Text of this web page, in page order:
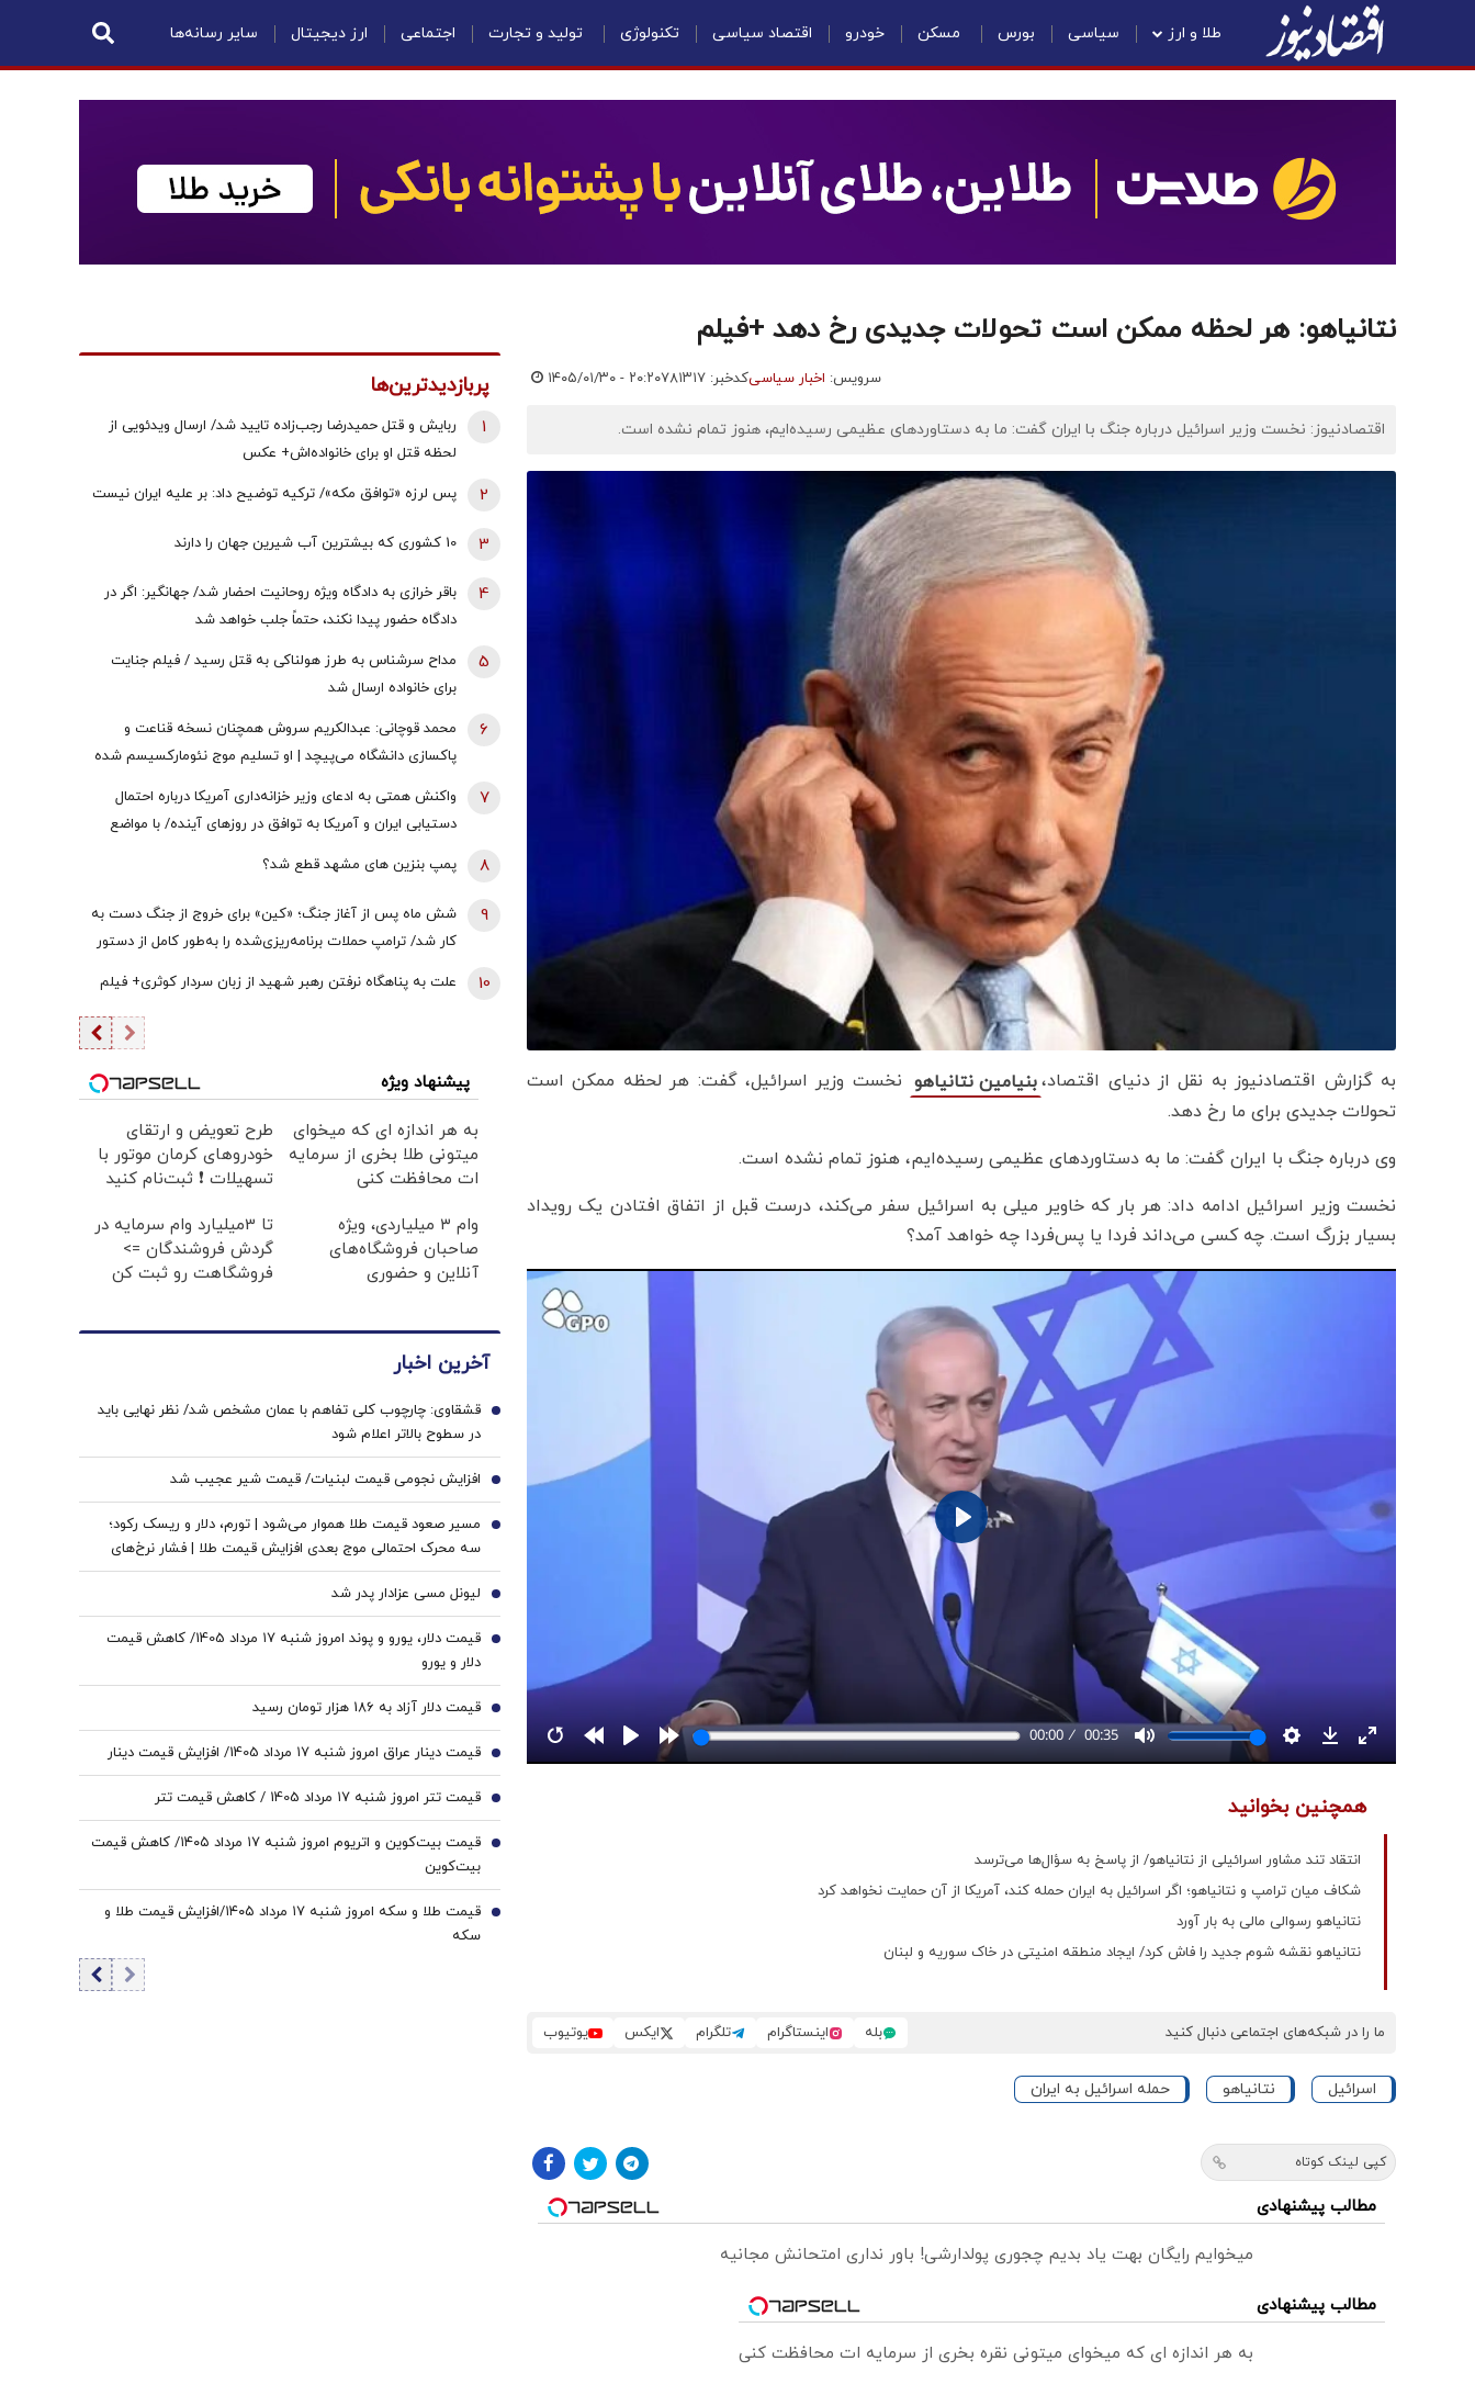
طلا و ارز سیاسی بورس مسکن خودرو اقتصاد سیاسی تکنولوژی تولید و تجارت اجتماعی ارز دیجیتال سایر رسانه‌ها
نتانیاهو: هر لحظه ممکن است تحولات جدیدی رخ دهد +فیلم
سرویس: اخبار سیاسیکدخبر: ۷۸۱۳۱۷ ۱۴۰۵/۰۱/۳۰ - ۲۰:۲۰
اقتصادنیوز: نخست وزیر اسرائیل درباره جنگ با ایران گفت: ما به دستاوردهای عظیمی رسیده‌ایم، هنوز تمام نشده است.
به گزارش اقتصادنیوز به نقل از دنیای اقتصاد،بنیامین نتانیاهو نخست وزیر اسرائیل، گفت: هر لحظه ممکن است
تحولات جدیدی برای ما رخ دهد.
وی درباره جنگ با ایران گفت: ما به دستاوردهای عظیمی رسیده‌ایم، هنوز تمام نشده است.
نخست وزیر اسرائیل ادامه داد: هر بار که خاویر میلی به اسرائیل سفر می‌کند، درست قبل از اتفاق افتادن یک رویداد
بسیار بزرگ است. چه کسی می‌داند فردا یا پس‌فردا چه خواهد آمد؟
همچنین بخوانید
انتقاد تند مشاور اسرائیلی از نتانیاهو/ از پاسخ به سؤال‌ها می‌ترسد
شکاف میان ترامپ و نتانیاهو؛ اگر اسرائیل به ایران حمله کند، آمریکا از آن حمایت نخواهد کرد
نتانیاهو رسوالی مالی به بار آورد
نتانیاهو نقشه شوم جدید را فاش کرد/ ایجاد منطقه امنیتی در خاک سوریه و لبنان
ما را در شبکه‌های اجتماعی دنبال کنید بله اینستاگرام تلگرام ایکس یوتیوب
اسرائیل نتانیاهو حمله اسرائیل به ایران
کپی لینک کوتاه
مطالب پیشنهادی
میخوایم رایگان بهت یاد بدیم چجوری پولدارشی! باور نداری امتحانش مجانیه
مطالب پیشنهادی
به هر اندازه ای که میخوای میتونی نقره بخری از سرمایه ات محافظت کنی
پربازدیدترین‌ها
ربایش و قتل حمیدرضا رجب‌زاده تایید شد/ ارسال ویدئویی از
لحظه قتل او برای خانواده‌اش+ عکس
1
پس لرزه «توافق مکه»/ ترکیه توضیح داد: بر علیه ایران نیست 2
10 کشوری که بیشترین آب شیرین جهان را دارند 3
باقر خرازی به دادگاه ویژه روحانیت احضار شد/ جهانگیر: اگر در
دادگاه حضور پیدا نکند، حتماً جلب خواهد شد
4
مداح سرشناس به طرز هولناکی به قتل رسید / فیلم جنایت
برای خانواده ارسال شد
5
محمد قوچانی: عبدالکریم سروش همچنان نسخه قناعت و
پاکسازی دانشگاه می‌پیچد | او تسلیم موج نئومارکسیسم شده
رقابتی را با برچسب کاپیتالیسم توضیح می‌دهد
6
واکنش همتی به ادعای وزیر خزانه‌داری آمریکا درباره احتمال
دستیابی ایران و آمریکا به توافق در روز‌های آینده/ با مواضع
7
پمپ بنزین های مشهد قطع شد؟ 8
شش ماه پس از آغاز جنگ؛ «کین» برای خروج از جنگ دست به
کار شد/ ترامپ حملات برنامه‌ریزی‌شده را به‌طور کامل از دستور
کار خارج نکرده/ گزینه عملیات زمینی وجود دارد؛ اما کسی
خواستار آن نیست
9
علت به پناهگاه نرفتن رهبر شهید از زبان سردار کوثری+ فیلم 10
پیشنهاد ویژه
به هر اندازه ای که میخوای
میتونی طلا بخری از سرمایه
ات محافظت کنی
طرح تعویض و ارتقای
خودروهای کرمان موتور با
تسهیلات ❗ ثبت‌نام کنید
وام ۳ میلیاردی، ویژه
صاحبان فروشگاه‌های
آنلاین و حضوری
تا 3میلیارد وام سرمایه در
گردش فروشندگان =>
فروشگاهت رو ثبت کن
آخرین اخبار
قشقاوی: چارچوب کلی تفاهم با عمان مشخص شد/ نظر نهایی باید
در سطوح بالاتر اعلام شود
1
افزایش نجومی قیمت لبنیات/ قیمت شیر عجیب شد 2
مسیر صعود قیمت طلا هموار می‌شود | تورم، دلار و ریسک رکود؛
سه محرک احتمالی موج بعدی افزایش قیمت طلا | فشار نرخ‌های
بهره در حال پایان است؟
3
لیونل مسی عزادار پدر شد 4
قیمت دلار، یورو و پوند امروز شنبه ۱۷ مرداد 1405/ کاهش قیمت
دلار و یورو
5
قیمت دلار آزاد به 186 هزار تومان رسید 6
قیمت دینار عراق امروز شنبه ۱۷ مرداد 1405/ افزایش قیمت دینار 7
قیمت تتر امروز شنبه ۱۷ مرداد 1405 / کاهش قیمت تتر 8
قیمت بیت‌کوین و اتریوم امروز شنبه ۱۷ مرداد ۱۴۰۵/ کاهش قیمت
بیت‌کوین
9
قیمت طلا و سکه امروز شنبه ۱۷ مرداد ۱۴۰۵/افزایش قیمت طلا و
سکه
10